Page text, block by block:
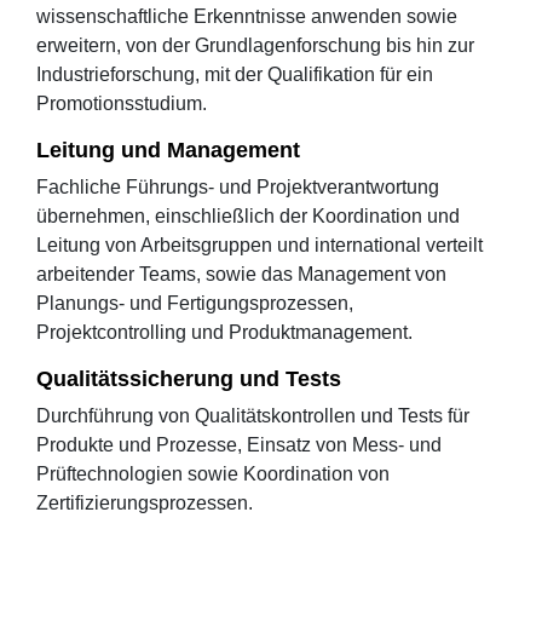
wissenschaftliche Erkenntnisse anwenden sowie
erweitern, von der Grundlagenforschung bis hin zur
Industrieforschung, mit der Qualifikation für ein
Promotionsstudium.
Leitung und Management
Fachliche Führungs- und Projektverantwortung
übernehmen, einschließlich der Koordination und
Leitung von Arbeitsgruppen und international verteilt
arbeitender Teams, sowie das Management von
Planungs- und Fertigungsprozessen,
Projektcontrolling und Produktmanagement.
Qualitätssicherung und Tests
Durchführung von Qualitätskontrollen und Tests für
Produkte und Prozesse, Einsatz von Mess- und
Prüftechnologien sowie Koordination von
Zertifizierungsprozessen.